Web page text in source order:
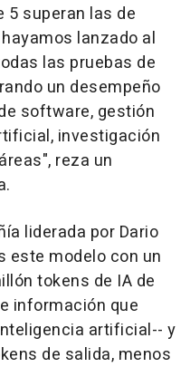
5 superan las de
lanzado al
las pruebas de
un desempeño
software, gestión
investigación
reza un
liderada por Dario
este modelo con un
tokens de IA de
información que
artificial-- y
de salida, menos